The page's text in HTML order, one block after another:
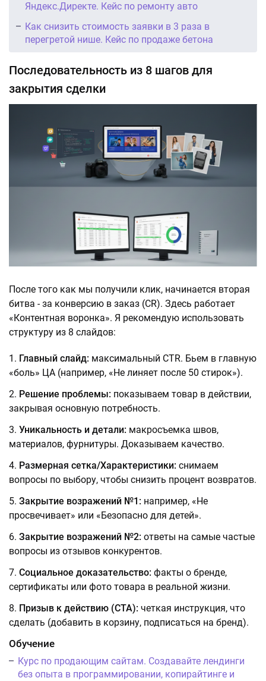
Яндекс.Директе. Кейс по ремонту авто
Как снизить стоимость заявки в 3 раза в
перегретой нише. Кейс по продаже бетона
Последовательность из 8 шагов для
закрытия сделки
После того как мы получили клик, начинается вторая
битва - за конверсию в заказ (CR). Здесь работает
«Контентная воронка». Я рекомендую использовать
структуру из 8 слайдов:
Главный слайд: максимальный CTR. Бьем в главную
«боль» ЦА (например, «Не линяет после 50 стирок»).
Решение проблемы: показываем товар в действии,
закрывая основную потребность.
Уникальность и детали: макросъемка швов,
материалов, фурнитуры. Доказываем качество.
Размерная сетка/Характеристики: снимаем
вопросы по выбору, чтобы снизить процент возвратов.
Закрытие возражений №1: например, «Не
просвечивает» или «Безопасно для детей».
Закрытие возражений №2: ответы на самые частые
вопросы из отзывов конкурентов.
Социальное доказательство: факты о бренде,
сертификаты или фото товара в реальной жизни.
Призыв к действию (CTA): четкая инструкция, что
сделать (добавить в корзину, подписаться на бренд).
Обучение
Курс по продающим сайтам. Создавайте лендинги
без опыта в программировании, копирайтинге и